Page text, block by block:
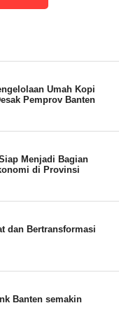
Bahkan
dapat turun
tersebut agar
itu, kami sangat
dapat ditindak
Galuh Perkasa
tahun tidak
Cilegon yang
Gubernur
karyawan
namanya
dibayar di bawah
Umah Kopi
Pemprov Banten
Menjadi Bagian
di Provinsi
dan Bertransformasi
Banten semakin